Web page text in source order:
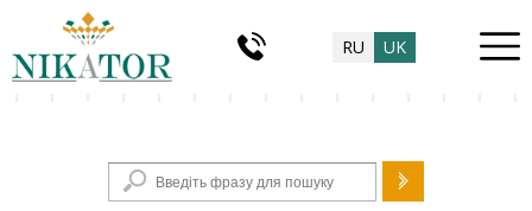
RU UK
Пошукова форма